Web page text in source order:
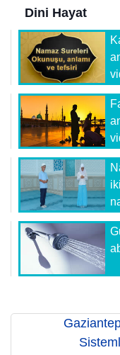
Dini Hayat